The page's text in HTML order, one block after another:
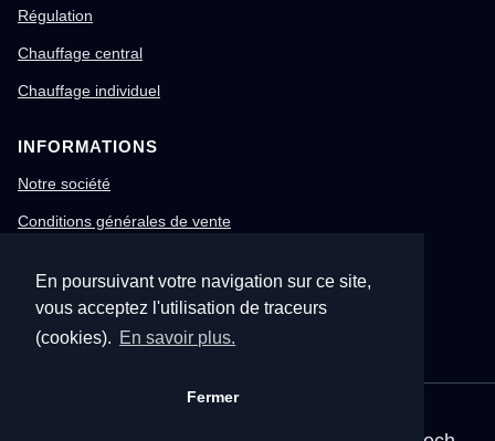
En poursuivant votre navigation sur ce site,
vous acceptez l'utilisation de traceurs
(cookies). En savoir plus.
Fermer
Régulation
Chauffage central
Chauffage individuel
INFORMATIONS
Notre société
Conditions générales de vente
Gestion des cookies
Confidentialité & RGPD